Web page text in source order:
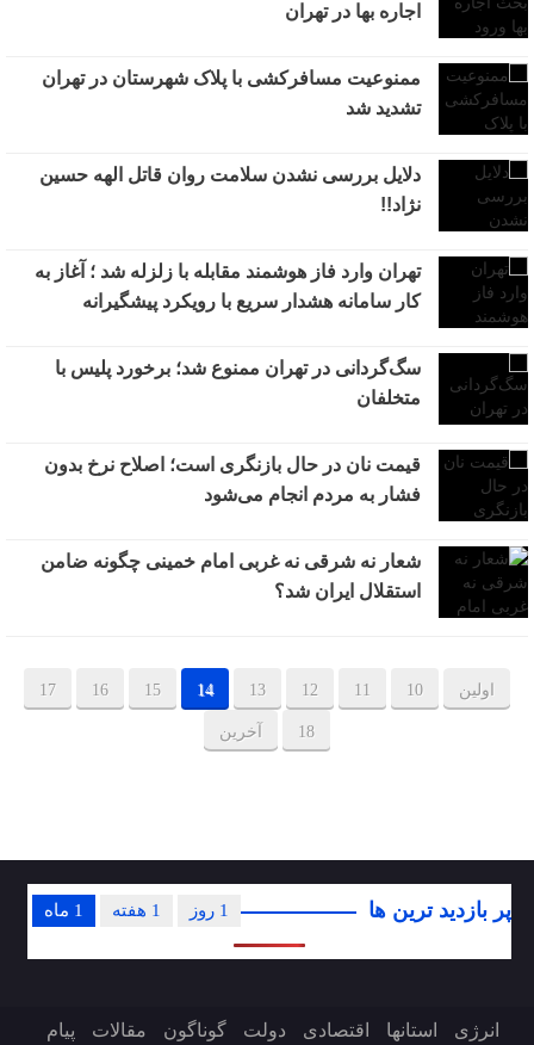
اجاره بها در تهران
ممنوعیت مسافرکشی با پلاک شهرستان در تهران
تشدید شد
دلایل بررسی نشدن سلامت روان قاتل الهه حسین
نژاد!!
تهران وارد فاز هوشمند مقابله با زلزله شد ؛ آغاز به
کار سامانه هشدار سریع با رویکرد پیشگیرانه
سگ‌گردانی در تهران ممنوع شد؛ برخورد پلیس با
متخلفان
قیمت نان در حال بازنگری است؛ اصلاح نرخ بدون
فشار به مردم انجام می‌شود
شعار نه شرقی نه غربی امام خمینی چگونه ضامن
استقلال ایران شد؟
اولین 10
11
12
13
14
15
16
17
18 آخرین
پر بازدید ترین ها 1 ماه 1 هفته 1 روز
انرژی استانها اقتصادی دولت گوناگون مقالات پیام